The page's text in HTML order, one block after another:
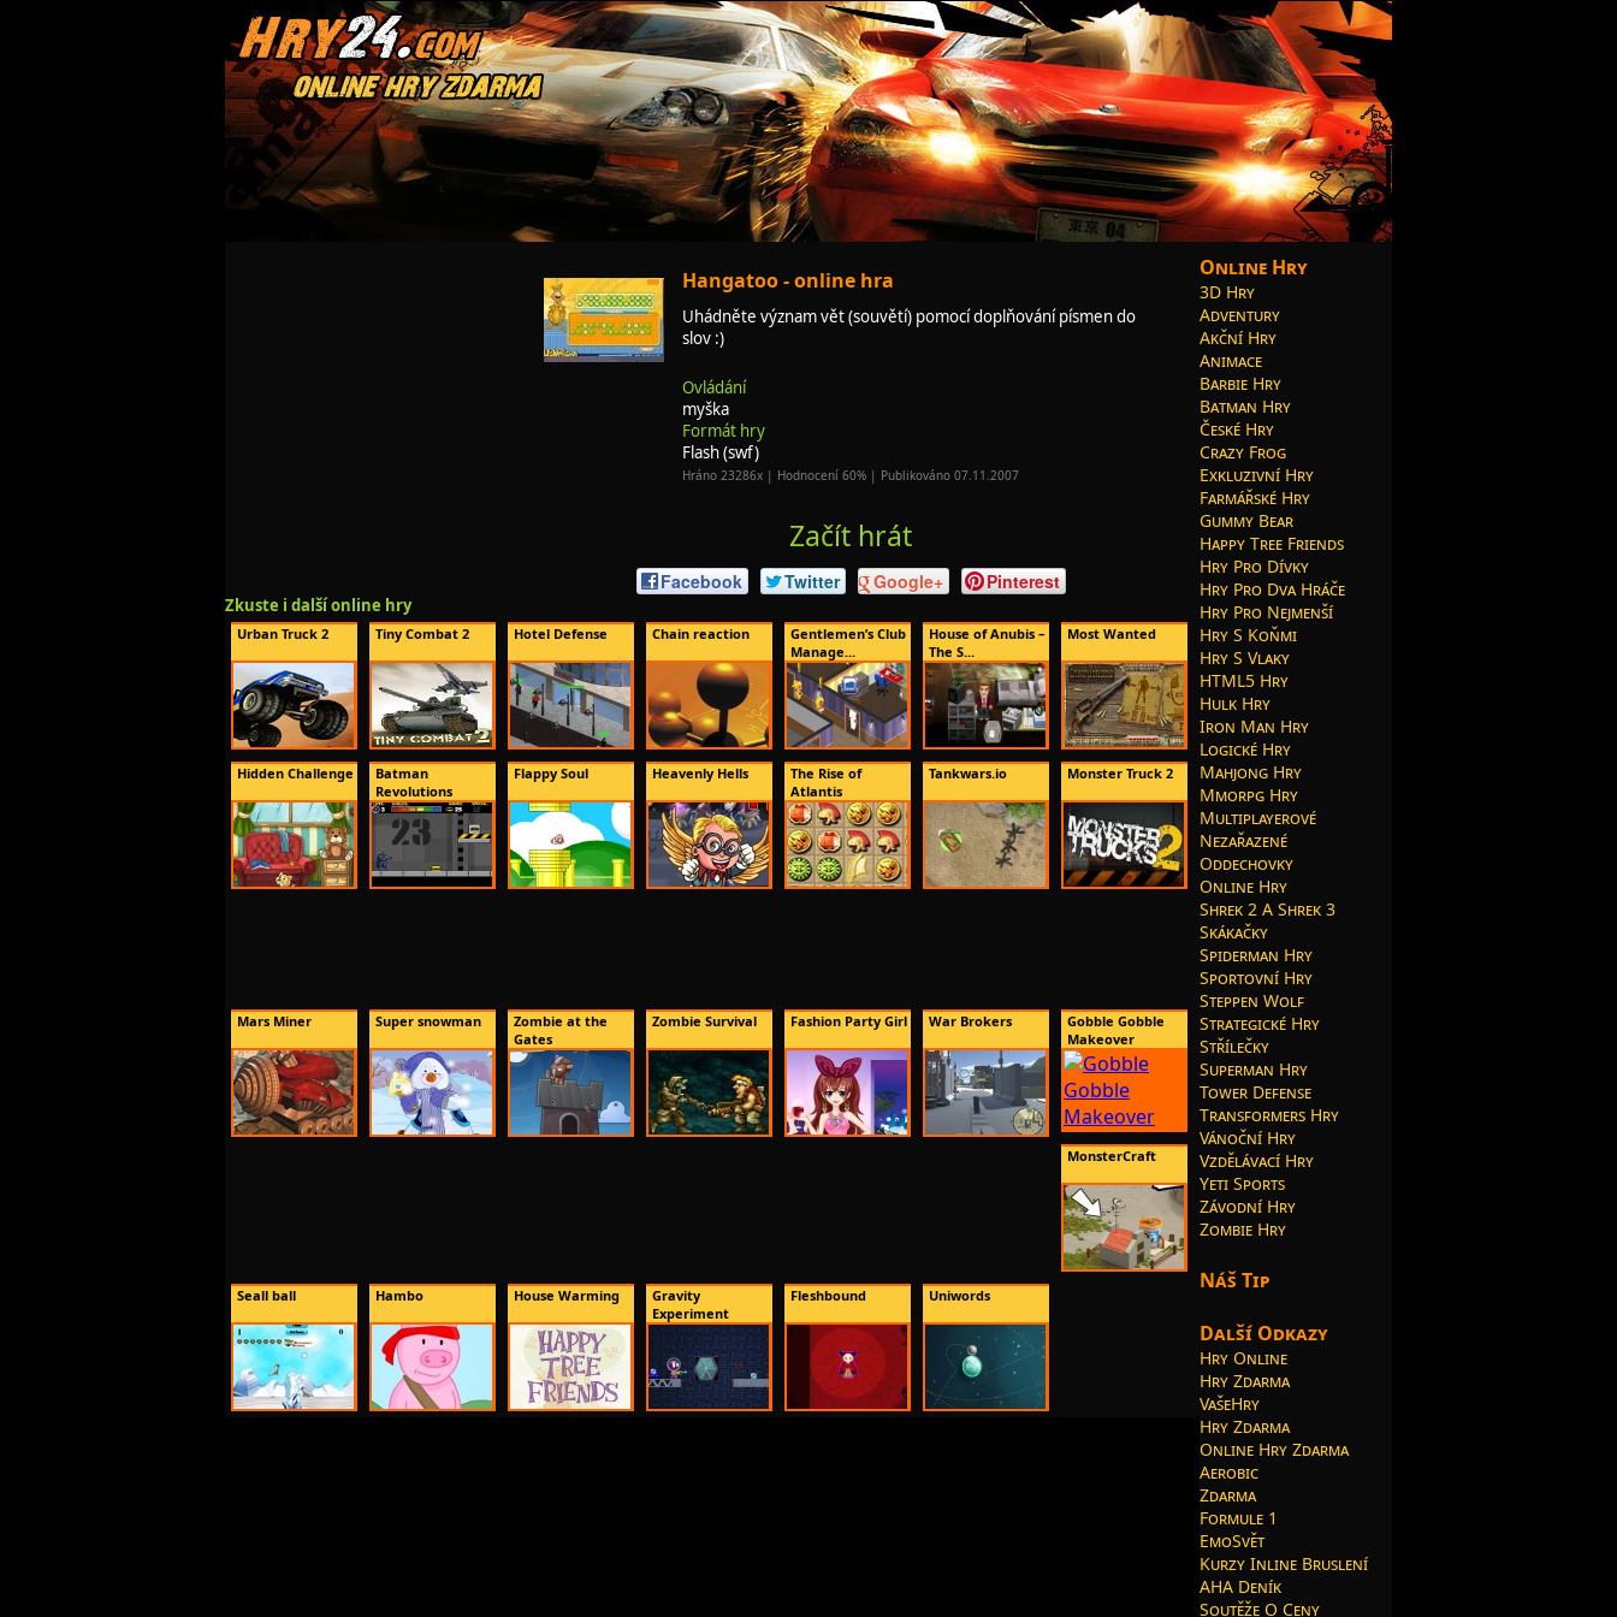
Hangatoo - online hra
Uhádněte význam vět (souvětí) pomocí doplňování písmen do
slov :)
Ovládání
myška
Formát hry
Flash (swf)
Hráno 23286x | Hodnocení 60% | Publikováno 07.11.2007
Začít hrát
Facebook Twitter Google+ Pinterest
Zkuste i další online hry
Urban Truck 2 Tiny Combat 2 Hotel Defense Chain reaction
Gentlemen’s Club
Manage...
House of Anubis –
The S...
Most Wanted
Hidden Challenge
Batman
Revolutions
Flappy Soul Heavenly Hells
The Rise of
Atlantis
Tankwars.io Monster Truck 2
Mars Miner Super snowman
Zombie at the
Gates
Zombie Survival Fashion Party Girl War Brokers
Gobble Gobble
Makeover
MonsterCraft
Seall ball Hambo House Warming
Gravity
Experiment
Fleshbound Uniwords
Online Hry
3D Hry
Adventury
Akční Hry
Animace
Barbie Hry
Batman Hry
České Hry
Crazy Frog
Exkluzivní Hry
Farmářské Hry
Gummy Bear
Happy Tree Friends
Hry Pro Dívky
Hry Pro Dva Hráče
Hry Pro Nejmenší
Hry S Koňmi
Hry S Vlaky
HTML5 Hry
Hulk Hry
Iron Man Hry
Logické Hry
Mahjong Hry
Mmorpg Hry
Multiplayerové
Nezařazené
Oddechovky
Online Hry
Shrek 2 A Shrek 3
Skákačky
Spiderman Hry
Sportovní Hry
Steppen Wolf
Strategické Hry
Střílečky
Superman Hry
Tower Defense
Transformers Hry
Vánoční Hry
Vzdělávací Hry
Yeti Sports
Závodní Hry
Zombie Hry
Náš Tip
Další Odkazy
Hry Online
Hry Zdarma
VašeHry
Hry Zdarma
Online Hry Zdarma
Aerobic
Zdarma
Formule 1
EmoSvět
Kurzy Inline Bruslení
AHA Deník
Soutěže O Ceny